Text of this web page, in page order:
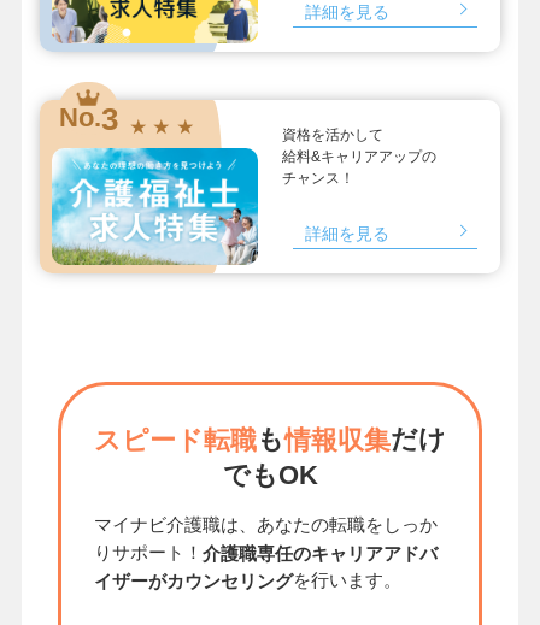
詳細を見る
No.3 ★ ★ ★
資格を活かして
給料&キャリアアップの
チャンス！
詳細を見る
スピード転職も情報収集だけ
でもOK
マイナビ介護職は、あなたの転職をしっか
りサポート！ 介護職専任のキャリアアドバ
イザーがカウンセリングを行います。